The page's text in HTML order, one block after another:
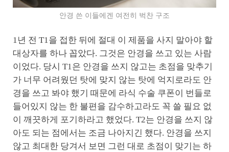
안경 쓴 이들에겐 여전히 벅찬 구조
1년 전 T1을 접한 뒤에 절대 이 제품을 사지 말아야 할
대상자를 하나 꼽았다. 그것은 안경을 쓰고 있는 사람
이었다. 당시 T1은 안경을 쓰지 않고는 초점을 맞추기
가 너무 어려웠던 탓에 맞지 않는 탓에 억지로라도 안
경을 쓰고 봐야 했기 때문에 라식 수술 쿠폰이 번들로
들어있지 않는 한 불편을 감수하고라도 꼭 쓸 필요 없
이 깨끗하게 포기하라고 했었다. T2는 안경을 쓰지 않
아도 되는 점에서는 조금 나아지긴 했다. 안경을 쓰지
않고 최대한 당겨서 보면 그런 대로 초점이 맞기는 하